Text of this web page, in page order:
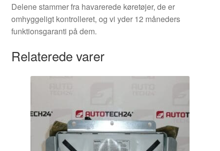
Delene stammer fra havarerede køretøjer, de er
omhyggeligt kontrolleret, og vi yder 12 måneders
funktionsgaranti på dem.
Relaterede varer